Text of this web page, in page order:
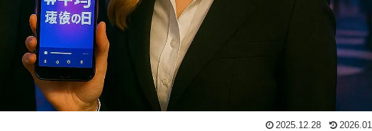
2025.12.28